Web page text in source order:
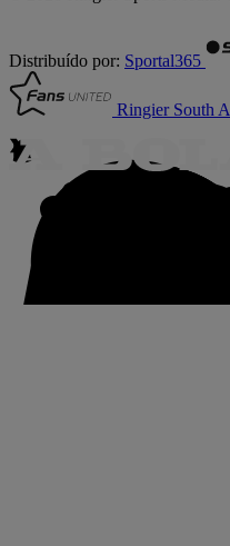
Distribuído por: Sportal365
Ringier South